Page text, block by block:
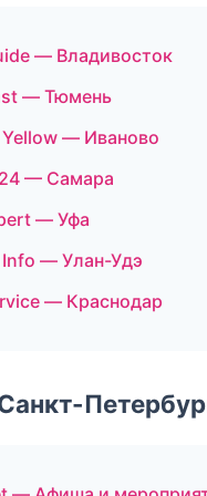
— Владивосток
— Тюмень
— Иваново
— Самара
— Уфа
Info — Улан-Удэ
— Краснодар